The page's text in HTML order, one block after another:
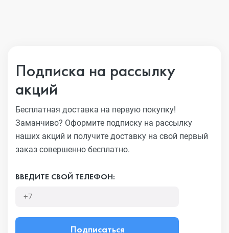
Подписка на рассылку
акций
Бесплатная доставка на первую покупку!
Заманчиво? Оформите подписку на рассылку
наших акций и получите доставку на свой первый
заказ совершенно бесплатно.
ВВЕДИТЕ СВОЙ ТЕЛЕФОН:
Подписаться